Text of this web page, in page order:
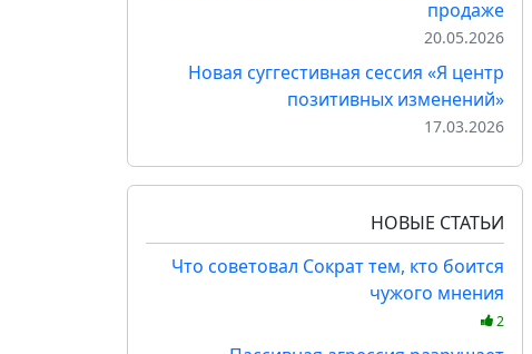
продаже
20.05.2026
Новая суггестивная сессия «Я центр
позитивных изменений»
17.03.2026
НОВЫЕ СТАТЬИ
Что советовал Сократ тем, кто боится
чужого мнения
2